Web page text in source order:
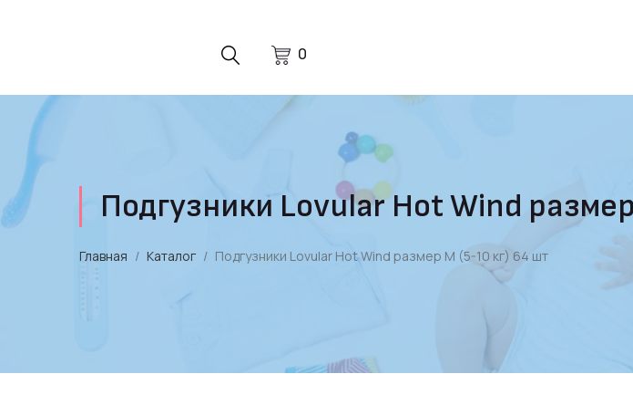
0
Подгузники Lovular Hot Wind
Главная Каталог Подгузники Lovular Hot Wind размер M (5-10 кг) 64 шт